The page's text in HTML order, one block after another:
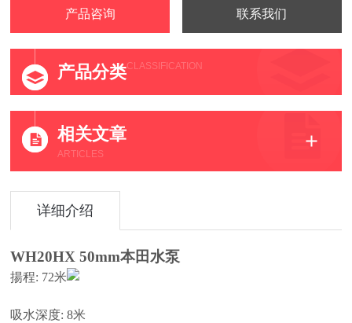
产品咨询 联系我们
产品分类CLASSIFICATION
相关文章
ARTICLES
详细介绍
WH20HX 50mm本田水泵
揚程: 72米
吸水深度: 8米